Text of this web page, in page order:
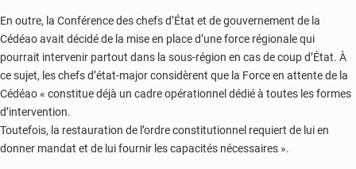
En outre, la Conférence des chefs d’État et de gouvernement de la
Cédéao avait décidé de la mise en place d’une force régionale qui
pourrait intervenir partout dans la sous-région en cas de coup d’État. À
ce sujet, les chefs d’état-major considèrent que la Force en attente de la
Cédéao « constitue déjà un cadre opérationnel dédié à toutes les formes
d’intervention.
Toutefois, la restauration de l’ordre constitutionnel requiert de lui en
donner mandat et de lui fournir les capacités nécessaires ».